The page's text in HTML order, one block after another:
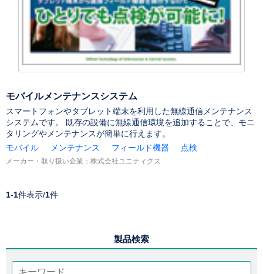
モバイルメンテナンスシステム
スマートフォンやタブレット端末を利用した無線通信メンテナンス
システムです。 既存の設備に無線通信環境を追加することで、モニ
タリングやメンテナンスが簡単に行えます。
モバイル
メンテナンス フィールド機器 点検
メーカー・取り扱い企業： 株式会社ユニティクス
1-1件表示/1件
製品検索